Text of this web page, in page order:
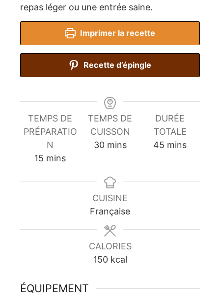
repas léger ou une entrée saine.
Imprimer la recette
Recette d’épingle
TEMPS DE
PRÉPARATIO
N
15 minutes
mins
TEMPS DE
CUISSON
30minutes
mins
DURÉE
TOTALE
45 minutes
mins
CUISINE
Française
CALORIES
150 kcal
ÉQUIPEMENT